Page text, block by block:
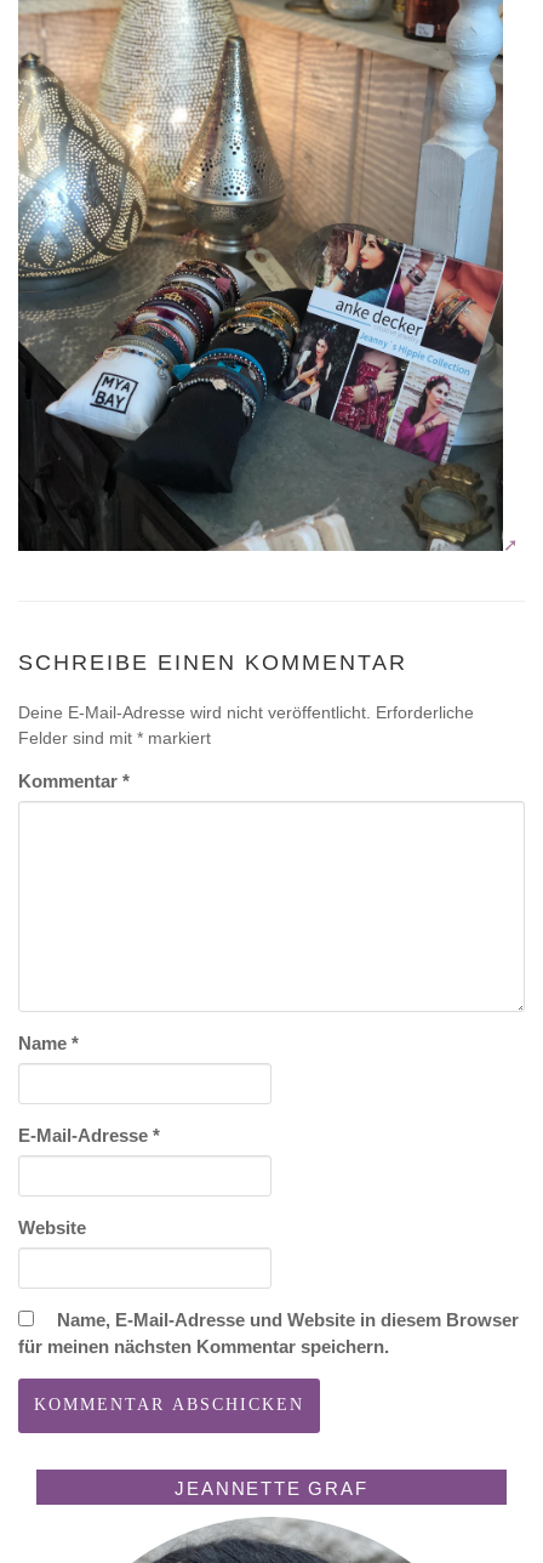
SCHREIBE EINEN KOMMENTAR
Deine E-Mail-Adresse wird nicht veröffentlicht. Erforderliche
Felder sind mit * markiert
Kommentar *
Name *
E-Mail-Adresse *
Website
Name, E-Mail-Adresse und Website in diesem Browser
für meinen nächsten Kommentar speichern.
JEANNETTE GRAF